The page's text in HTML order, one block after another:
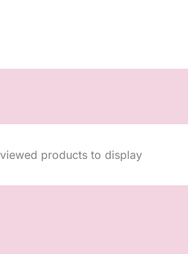
products to display